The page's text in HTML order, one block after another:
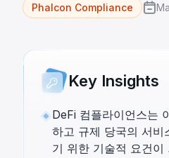
Phalcon Compliance
Key Insights
DeFi 컴플라이언스는
하고 규제 당국의 서비
기 위한 기술적 요건이